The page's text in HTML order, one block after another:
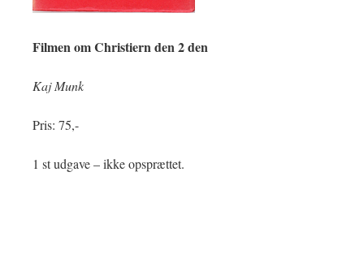
Filmen om Christiern den 2 den
Kaj Munk
Pris: 75,-
1 st udgave – ikke opsprættet.